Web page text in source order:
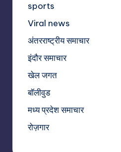
sports
Viral news
अंतरराष्ट्रीय समाचार
इंदौर समाचार
खेल जगत
बॉलीवुड
मध्य प्रदेश समाचार
रोज़गार